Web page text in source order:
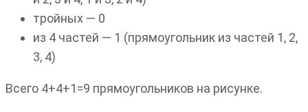
тройных — 0
из 4 частей — 1 (прямоугольник из частей 1, 2,
3, 4)
Всего 4+4+1=9 прямоугольников на рисунке.